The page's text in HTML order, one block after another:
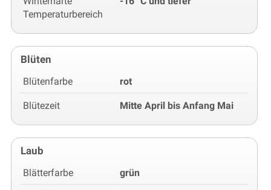
Temperaturbereich
Blüten
Blütenfarbe rot
Blütezeit Mitte April bis Anfang Mai
Laub
Blätterfarbe grün